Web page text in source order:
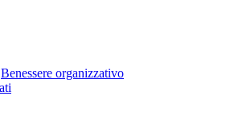
Benessere organizzativo